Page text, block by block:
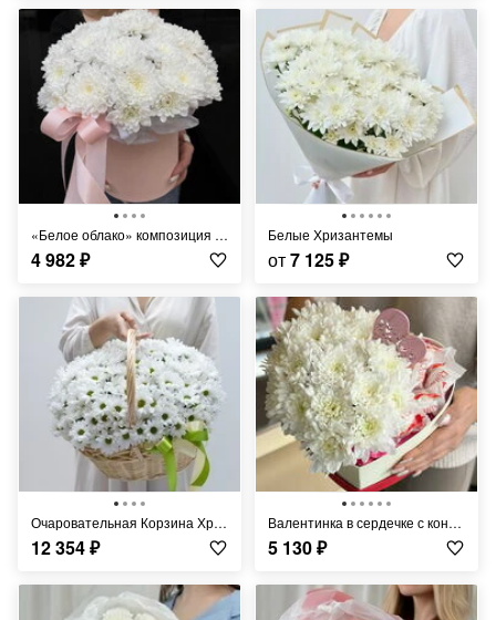
«Белое облако» композиция из хризантемы
4 982₽
Белые Хризантемы
от7 125₽
Очаровательная Корзина Хризантем
12 354₽
Валентинка в сердечке с конфетами
5 130₽